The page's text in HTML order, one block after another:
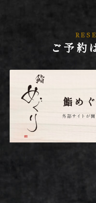
ご予約
鮨め
外部サイトが